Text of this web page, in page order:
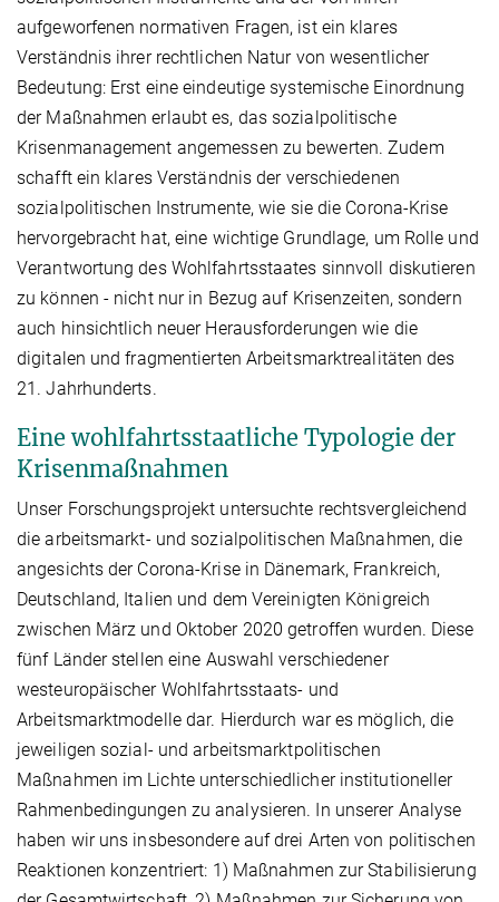
aufgeworfenen normativen Fragen, ist ein klares
Verständnis ihrer rechtlichen Natur von wesentlicher
Bedeutung: Erst eine eindeutige systemische Einordnung
der Maßnahmen erlaubt es, das sozialpolitische
Krisenmanagement angemessen zu bewerten. Zudem
schafft ein klares Verständnis der verschiedenen
sozialpolitischen Instrumente, wie sie die Corona-Krise
hervorgebracht hat, eine wichtige Grundlage, um Rolle und
Verantwortung des Wohlfahrtsstaates sinnvoll diskutieren
zu können - nicht nur in Bezug auf Krisenzeiten, sondern
auch hinsichtlich neuer Herausforderungen wie die
digitalen und fragmentierten Arbeitsmarktrealitäten des
21. Jahrhunderts.
Eine wohlfahrtsstaatliche Typologie der
Krisenmaßnahmen
Unser Forschungsprojekt untersuchte rechtsvergleichend
die arbeitsmarkt- und sozialpolitischen Maßnahmen, die
angesichts der Corona-Krise in Dänemark, Frankreich,
Deutschland, Italien und dem Vereinigten Königreich
zwischen März und Oktober 2020 getroffen wurden. Diese
fünf Länder stellen eine Auswahl verschiedener
westeuropäischer Wohlfahrtsstaats- und
Arbeitsmarktmodelle dar. Hierdurch war es möglich, die
jeweiligen sozial- und arbeitsmarktpolitischen
Maßnahmen im Lichte unterschiedlicher institutioneller
Rahmenbedingungen zu analysieren. In unserer Analyse
haben wir uns insbesondere auf drei Arten von politischen
Reaktionen konzentriert: 1) Maßnahmen zur Stabilisierung